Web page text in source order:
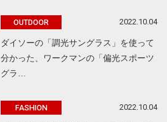
OUTDOOR 2022.10.04
ダイソーの「調光サングラス」を使って
分かった、ワークマンの「偏光スポーツ
グラ…
FASHION 2022.10.04